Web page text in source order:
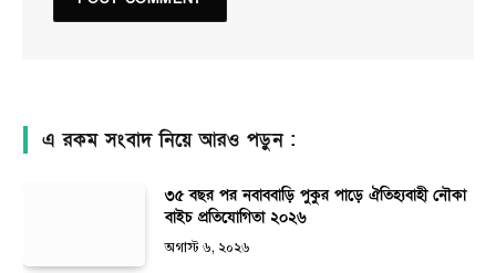
এ রকম সংবাদ নিয়ে আরও পড়ুন :
৩৫ বছর পর নবাববাড়ি পুকুর পাড়ে ঐতিহ্যবাহী নৌকা
বাইচ প্রতিযোগিতা ২০২৬
অগাস্ট ৬, ২০২৬